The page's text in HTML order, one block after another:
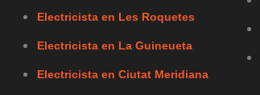
Electricista en Les Roquetes
Electricista en La Guineueta
Electricista en Ciutat Meridiana